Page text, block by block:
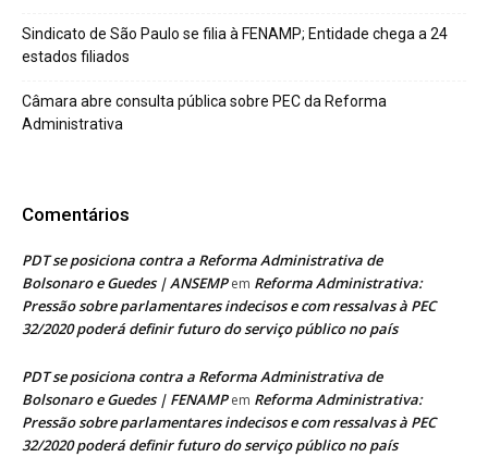
Sindicato de São Paulo se filia à FENAMP; Entidade chega a 24
estados filiados
Câmara abre consulta pública sobre PEC da Reforma
Administrativa
Comentários
PDT se posiciona contra a Reforma Administrativa de
Bolsonaro e Guedes | ANSEMPem Reforma Administrativa:
Pressão sobre parlamentares indecisos e com ressalvas à PEC
32/2020 poderá definir futuro do serviço público no país
PDT se posiciona contra a Reforma Administrativa de
Bolsonaro e Guedes | FENAMPem Reforma Administrativa:
Pressão sobre parlamentares indecisos e com ressalvas à PEC
32/2020 poderá definir futuro do serviço público no país